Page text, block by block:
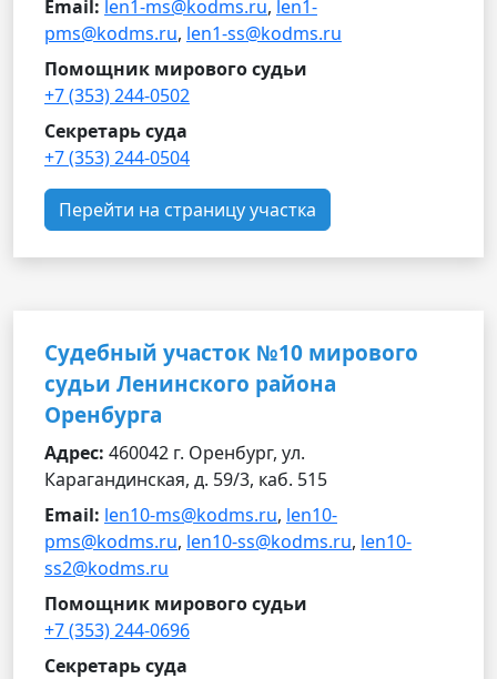
Email: len1-ms@kodms.ru, len1-
pms@kodms.ru, len1-ss@kodms.ru
Помощник мирового судьи
+7 (353) 244-0502
Секретарь суда
+7 (353) 244-0504
Перейти на страницу участка
Судебный участок №10 мирового
судьи Ленинского района
Оренбурга
Адрес: 460042 г. Оренбург, ул.
Карагандинская, д. 59/3, каб. 515
Email: len10-ms@kodms.ru, len10-
pms@kodms.ru, len10-ss@kodms.ru, len10-
ss2@kodms.ru
Помощник мирового судьи
+7 (353) 244-0696
Секретарь суда